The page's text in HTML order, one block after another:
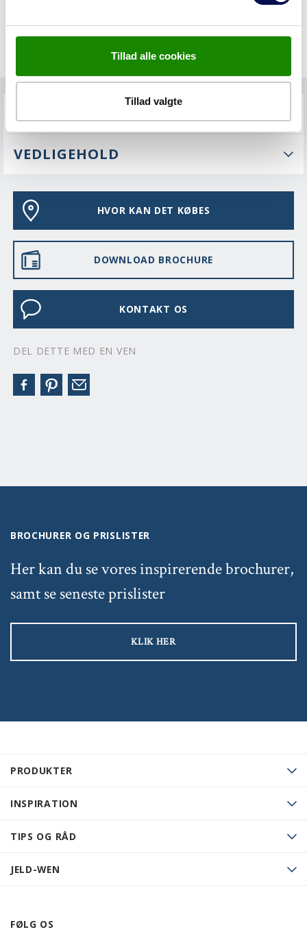
Tillad alle cookies
Tillad valgte
VEDLIGEHOLD
HVOR KAN DET KØBES
DOWNLOAD BROCHURE
KONTAKT OS
DEL DETTE MED EN VEN
PRODUKTER
INSPIRATION
TIPS OG RÅD
JELD-WEN
FØLG OS
BROCHURER OG PRISLISTER
Her kan du se vores inspirerende brochurer,
samt se seneste prislister
KLIK HER